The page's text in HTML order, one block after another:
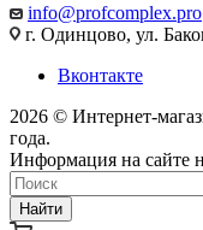
info@profcomplex.pro
г. Одинцово, ул.
Вконтакте
2026 © Интернет-
года.
Информация на сайте
Найти